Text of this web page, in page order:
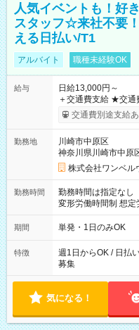
人気イベントも！好
スタッフ☆来社不要
える日払い/T1
アルバイト 職種未経験OK
給与
日給13,000円～
＋交通費支給 ★交通費全額支給！ ┗案件により規定あり ★日払
いOK！（規定あり
ンビニATMから 日払い分
交通費別途支給あ
勤務地
川崎市中原区
神奈川県川崎市中原
株式会社ワンベル
勤務時間
勤務時間は指定なし
変形労働時間制 想定労働時間
～21：00
期間 単発・1日のみOK
特徴
週1日からOK / 日払
募集
気になる！